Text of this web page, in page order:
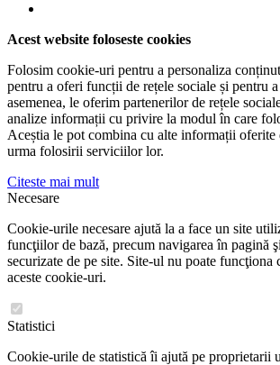
Acest website foloseste cookies
Folosim cookie-uri pentru a personaliza
pentru a oferi funcții de rețele sociale și pentru
asemenea, le oferim partenerilor de rețele
analize informații cu privire la modul în care
Aceștia le pot combina cu alte informații oferite
urma folosirii serviciilor lor.
Citeste mai mult
Necesare
Cookie-urile necesare ajută la a face un site
funcţiilor de bază, precum navigarea în pagină
securizate de pe site. Site-ul nu poate funcţiona
aceste cookie-uri.
Statistici
Cookie-urile de statistică îi ajută pe proprietarii